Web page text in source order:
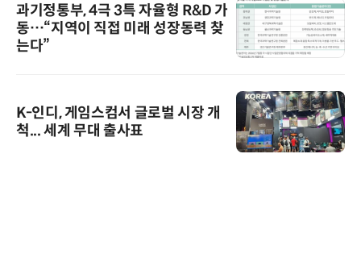
과기정통부, 4극 3특 자율형 R&D 가
동…“지역이 직접 미래 성장동력 찾
는다”
K-인디, 게임스컴서 글로벌 시장 개
척... 세계 무대 출사표